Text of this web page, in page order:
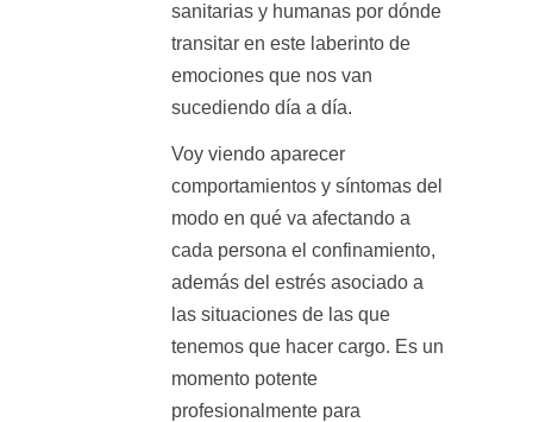
sanitarias y humanas por dónde
transitar en este laberinto de
emociones que nos van
sucediendo día a día.
Voy viendo aparecer
comportamientos y síntomas del
modo en qué va afectando a
cada persona el confinamiento,
además del estrés asociado a
las situaciones de las que
tenemos que hacer cargo. Es un
momento potente
profesionalmente para